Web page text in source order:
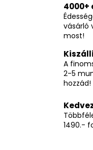
4000+
vásárló
most!
A
2-5
hozzád!
1490.-